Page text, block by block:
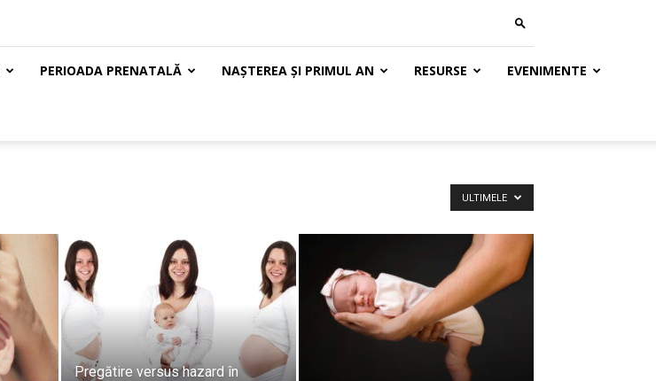
PERIOADA PRENATALĂ NAȘTEREA ȘI PRIMUL AN RESURSE EVENIMENTE
ULTIMELE
Pregătire versus hazard în